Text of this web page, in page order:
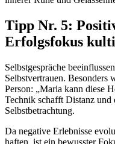
Tipp Nr. 5:
Erfolgsfokus
Selbstgespräche
Selbstvertrauen. Besonders
Person: „Maria kann diese
Technik schafft Distanz
Selbstbetrachtung.
Da negative Erlebnisse
haften, ist ein bewusster